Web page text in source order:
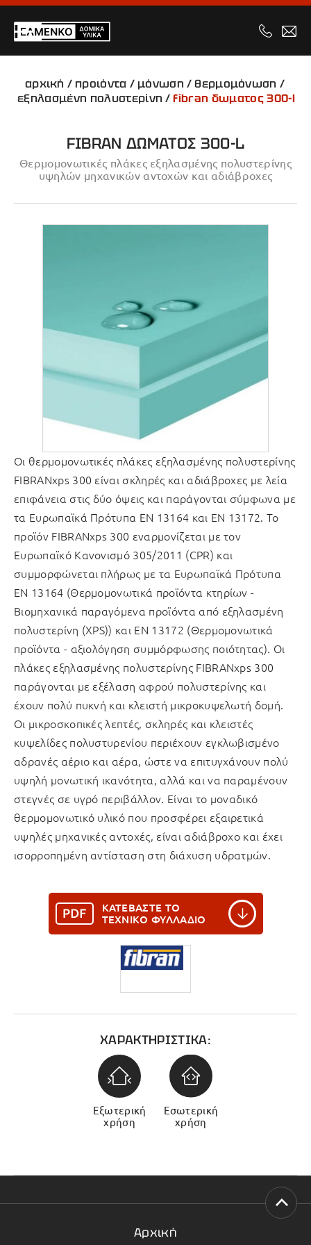
αρχική / προιόντα / μόνωση / θερμομόνωση /
εξηλασμένη πολυστερίνη / fibran δωματος 300-l
FIBRAN ΔΩΜΑΤΟΣ 300-L
Θερμομονωτικές πλάκες εξηλασμένης πολυστερίνης
υψηλών μηχανικών αντοχών και αδιάβροχες
Οι θερμομονωτικές πλάκες εξηλασμένης πολυστερίνης
FIBRANxps 300 είναι σκληρές και αδιάβροχες με λεία
επιφάνεια στις δύο όψεις και παράγονται σύμφωνα με
τα Ευρωπαϊκά Πρότυπα EN 13164 και ΕΝ 13172. Το
προϊόν FIBRANxps 300 εναρμονίζεται με τον
Ευρωπαϊκό Κανονισμό 305/2011 (CPR) και
συμμορφώνεται πλήρως με τα Ευρωπαϊκά Πρότυπα
EN 13164 (Θερμομονωτικά προϊόντα κτηρίων -
Βιομηχανικά παραγόμενα προϊόντα από εξηλασμένη
πολυστερίνη (ΧPS)) και EN 13172 (Θερμομονωτικά
προϊόντα - αξιολόγηση συμμόρφωσης ποιότητας). Οι
πλάκες εξηλασμένης πολυστερίνης FIBRANxps 300
παράγονται με εξέλαση αφρού πολυστερίνης και
έχουν πολύ πυκνή και κλειστή μικροκυψελωτή δομή.
Οι μικροσκοπικές λεπτές, σκληρές και κλειστές
κυψελίδες πολυστυρενίου περιέχουν εγκλωβισμένο
αδρανές αέριο και αέρα, ώστε να επιτυγχάνουν πολύ
υψηλή μονωτική ικανότητα, αλλά και να παραμένουν
στεγνές σε υγρό περιβάλλον. Είναι το μοναδικό
θερμομονωτικό υλικό που προσφέρει εξαιρετικά
υψηλές μηχανικές αντοχές, είναι αδιάβροχο και έχει
ισορροπημένη αντίσταση στη διάχυση υδρατμών.
ΚΑΤΕΒΑΣΤΕ ΤΟ
ΤΕΧΝΙΚΟ ΦΥΛΛΑΔΙΟ
ΧΑΡΑΚΤΗΡΙΣΤΙΚΑ:
Εξωτερική
χρήση
Εσωτερική
χρήση
Αρχική